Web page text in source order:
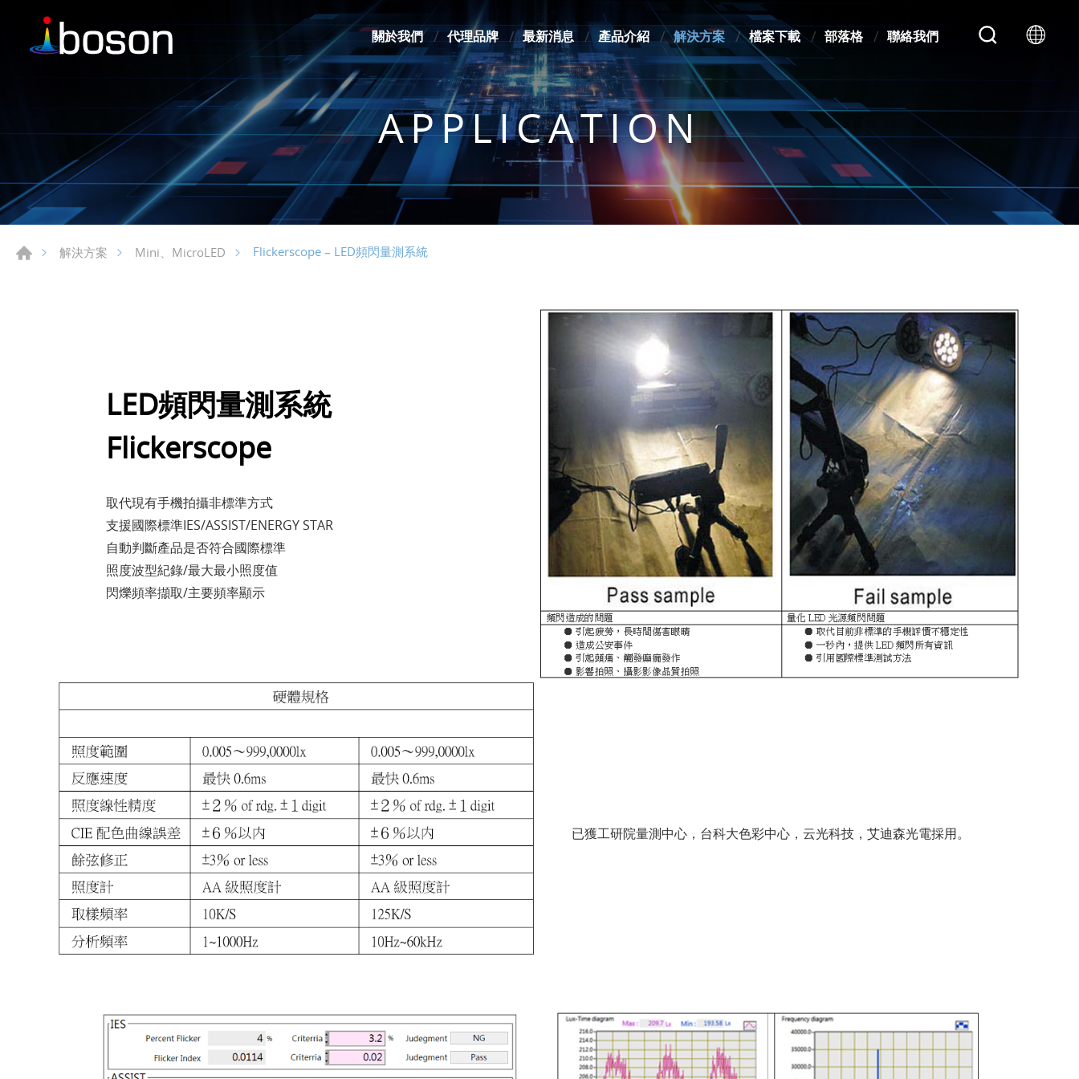
關於我們 代理品牌 最新消息 產品介紹 解決方案 檔案下載 部落格 聯絡我們
APPLICATION
解決方案 Mini、MicroLED Flickerscope – LED頻閃量測系統
LED頻閃量測系統
Flickerscope
取代現有手機拍攝非標準方式
支援國際標準IES/ASSIST/ENERGY STAR
自動判斷產品是否符合國際標準
照度波型紀錄/最大最小照度值
閃爍頻率擷取/主要頻率顯示
已獲工研院量測中心，台科大色彩中心，云光科技，艾迪森光電採用。